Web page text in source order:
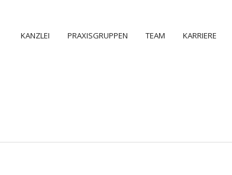
KANZLEI PRAXISGRUPPEN TEAM KARRIERE